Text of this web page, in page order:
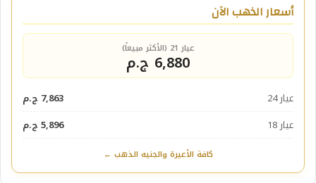
أسعار الذهب الآن
عيار 21 (الأكثر مبيعاً)
6,880 ج.م
عيار 24
7,863 ج.م
عيار 18
5,896 ج.م
كافة الأعيرة والجنيه الذهب ←